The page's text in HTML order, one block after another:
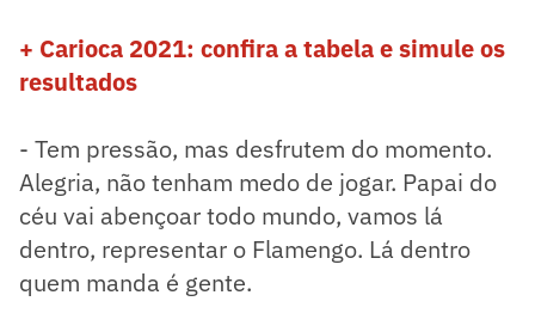
+ Carioca 2021: confira a tabela e simule os
resultados
- Tem pressão, mas desfrutem do momento.
Alegria, não tenham medo de jogar. Papai do
céu vai abençoar todo mundo, vamos lá
dentro, representar o Flamengo. Lá dentro
quem manda é gente.